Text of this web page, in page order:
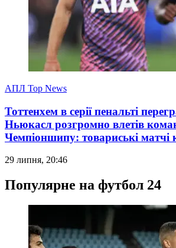
АПЛ Top News
Тоттенхем в серії пенальті
Ньюкасл розгромно влетів
Чемпіоншипу: товариські
29 липня, 20:46
Популярне на футбол 24